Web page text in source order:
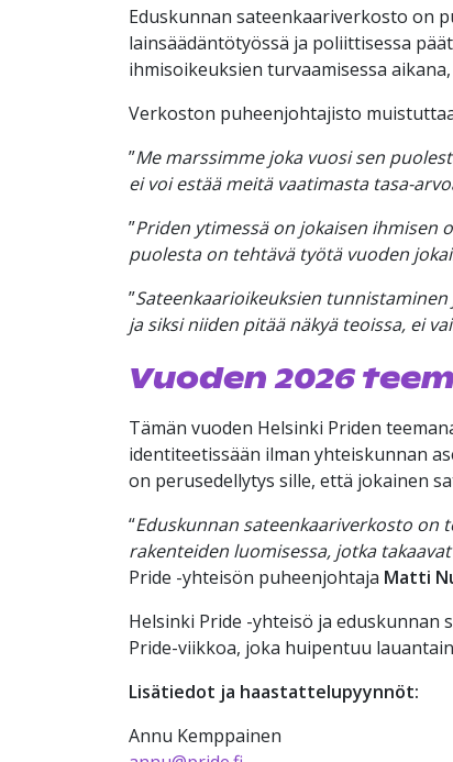
Eduskunnan sateenkaariverkosto on
lainsäädäntötyössä ja poliittisessa
ihmisoikeuksien turvaamisessa
Verkoston puheenjohtajisto
”Me marssimme joka vuosi sen
ei voi estää meitä vaatimasta tasa-
”Priden ytimessä on jokaisen ihmisen
puolesta on tehtävä työtä vuoden
”Sateenkaarioikeuksien
ja siksi niiden pitää näkyä teoissa, ei
Vuoden 2026
Tämän vuoden Helsinki Priden
identiteetissään ilman yhteiskunnan
on perusedellytys sille, että jokainen
“Eduskunnan sateenkaariverkosto on
rakenteiden luomisessa, jotka
Pride -yhteisön puheenjohtaja Matti
Helsinki Pride -yhteisö ja eduskunnan
Pride-viikkoa, joka huipentuu
Lisätiedot ja haastattelupyynnöt:
Annu Kemppainen